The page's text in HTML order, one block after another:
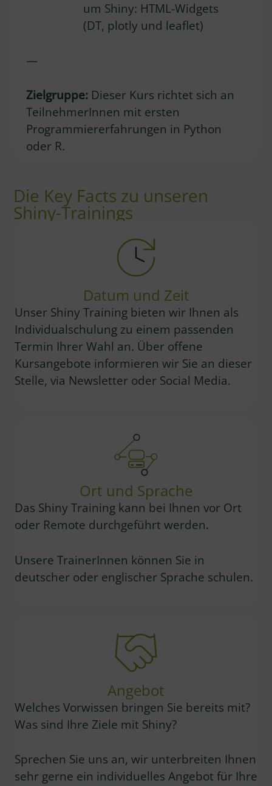
um Shiny: HTML-Widgets
(DT, plotly und leaflet)
—
Zielgruppe: Dieser Kurs richtet sich an
TeilnehmerInnen mit ersten
Programmiererfahrungen in Python
oder R.
Die Key Facts zu unseren
Shiny-Trainings
Datum und Zeit
Unser Shiny Training bieten wir Ihnen als
Individualschulung zu einem passenden
Termin Ihrer Wahl an. Über offene
Kursangebote informieren wir Sie an dieser
Stelle, via Newsletter oder Social Media.
Ort und Sprache
Das Shiny Training kann bei Ihnen vor Ort
oder Remote durchgeführt werden.
Unsere TrainerInnen können Sie in
deutscher oder englischer Sprache schulen.
Angebot
Welches Vorwissen bringen Sie bereits mit?
Was sind Ihre Ziele mit Shiny?
Sprechen Sie uns an, wir unterbreiten Ihnen
sehr gerne ein individuelles Angebot für Ihre